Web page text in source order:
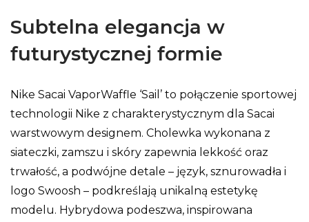
Subtelna elegancja w
futurystycznej formie
Nike Sacai VaporWaffle ‘Sail’ to połączenie sportowej
technologii Nike z charakterystycznym dla Sacai
warstwowym designem. Cholewka wykonana z
siateczki, zamszu i skóry zapewnia lekkość oraz
trwałość, a podwójne detale – język, sznurowadła i
logo Swoosh – podkreślają unikalną estetykę
modelu. Hybrydowa podeszwa, inspirowana